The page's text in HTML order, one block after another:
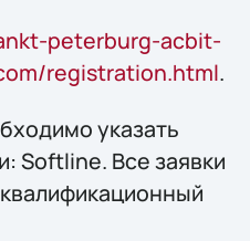
peterburg-acbit-
registration.html.
указать
Softline. Все заявки